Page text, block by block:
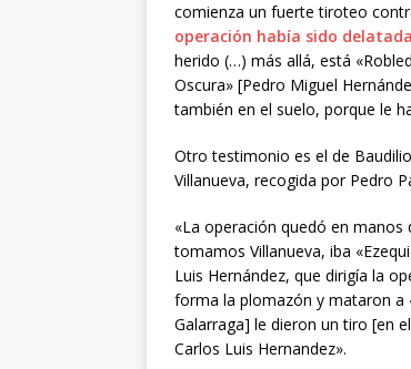
comienza un fuerte tiroteo
operación había sido
herido (…) más allá, está
Oscura» [Pedro Miguel
también en el suelo, porque le
Otro testimonio es el de
Villanueva, recogida por Pedro
«La operación quedó en
tomamos Villanueva, iba
Luis Hernández, que dirigía la
forma la plomazón y mataron a
Galarraga] le dieron un tiro [en
Carlos Luis Hernandez».